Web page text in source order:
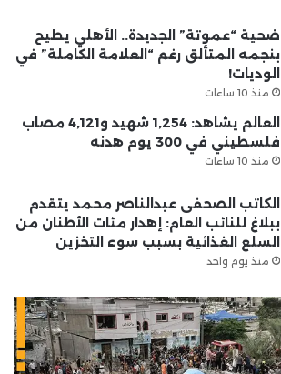
ضحية “عموتة” الجديدة.. الأهلي يطيح
بنجمه المتألق رغم “العلامة الكاملة” في
الوديات!
منذ 10 ساعات
العالم يشاهد: 1,254 شهيد و4,121 مصاب
فلسطيني في 300 يوم هدنه
منذ 10 ساعات
الكاتب الصحفى عبدالناصر محمد يتقدم
ببلاغ للنائب العام: إهدار مئات الأطنان من
السلع الغذائية بسبب سوء التخزين
منذ يوم واحد